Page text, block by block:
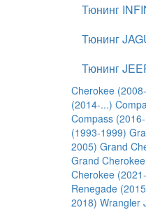
Тюнинг
Тюнинг
Тюнинг
Cherokee
(2014-...)
Compass
(1993-1999)
2005) Grand
Grand
Cherokee
Renegade
2018) Wrangler